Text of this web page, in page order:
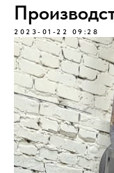
2023-01-22 09:28